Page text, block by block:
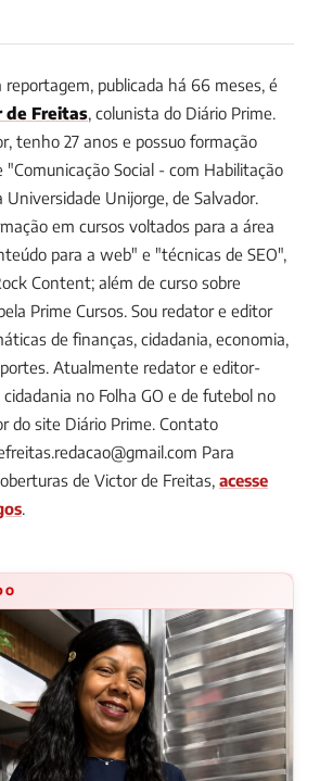
publicada há 66 meses, é
de Freitas, colunista do Diário Prime.
tenho 27 anos e possuo formação
"Comunicação Social - com Habilitação
Universidade Unijorge, de Salvador.
em cursos voltados para a área
para a web" e "técnicas de SEO",
Content; além de curso sobre
Prime Cursos. Sou redator e editor
de finanças, cidadania, economia,
Atualmente redator e editor-
no Folha GO e de futebol no
do site Diário Prime. Contato
Para
de Victor de Freitas, acesse
.